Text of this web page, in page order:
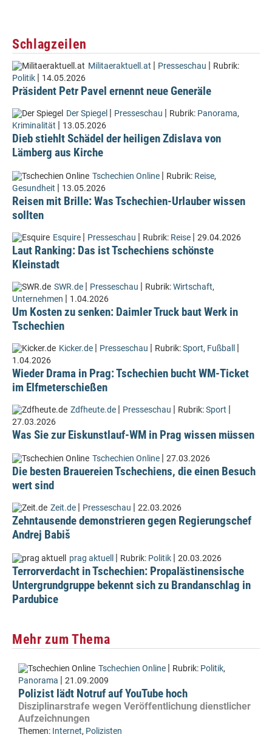
Schlagzeilen
Militaeraktuell.at | Presseschau | Rubrik:
Politik | 14.05.2026
Präsident Petr Pavel ernennt neue Generäle
Der Spiegel | Presseschau | Rubrik: Panorama,
Kriminalität | 13.05.2026
Dieb stiehlt Schädel der heiligen Zdislava von
Lämberg aus Kirche
Tschechien Online | Rubrik: Reise,
Gesundheit | 13.05.2026
Reisen mit Brille: Was Tschechien-Urlauber wissen
sollten
Esquire | Presseschau | Rubrik: Reise | 29.04.2026
Laut Ranking: Das ist Tschechiens schönste
Kleinstadt
SWR.de | Presseschau | Rubrik:Wirtschaft,
Unternehmen | 1.04.2026
Um Kosten zu senken: Daimler Truck baut Werk in
Tschechien
Kicker.de | Presseschau | Rubrik:Sport, Fußball |
1.04.2026
Wieder Drama in Prag: Tschechien bucht WM-Ticket
im Elfmeterschießen
Zdfheute.de | Presseschau | Rubrik:Sport |
27.03.2026
Was Sie zur Eiskunstlauf-WM in Prag wissen müssen
Tschechien Online | 27.03.2026
Die besten Brauereien Tschechiens, die einen Besuch
wert sind
Zeit.de | Presseschau | 22.03.2026
Zehntausende demonstrieren gegen Regierungschef
Andrej Babiš
prag aktuell | Rubrik: Politik | 20.03.2026
Terrorverdacht in Tschechien: Propalästinensische
Untergrundgruppe bekennt sich zu Brandanschlag in
Pardubice
Mehr zum Thema
Tschechien Online | Rubrik: Politik,
Panorama | 21.09.2009
Polizist lädt Notruf auf YouTube hoch
Disziplinarstrafe wegen Veröffentlichung dienstlicher
Aufzeichnungen
Themen: Internet, Polizisten